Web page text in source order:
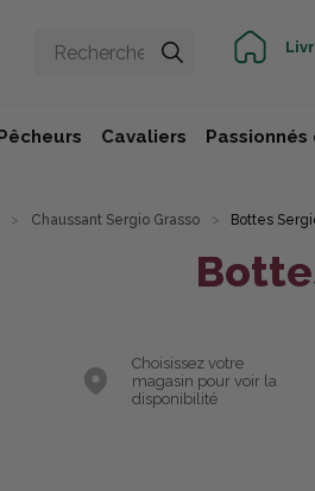
Cavaliers
Chaussant Sergio Grasso Bottes
Choisissez votre
magasin pour voir la
disponibilité